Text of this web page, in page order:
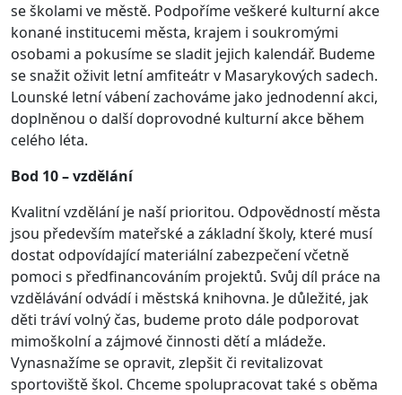
se školami ve městě. Podpoříme veškeré kulturní akce
konané institucemi města, krajem i soukromými
osobami a pokusíme se sladit jejich kalendář. Budeme
se snažit oživit letní amfiteátr v Masarykových sadech.
Lounské letní vábení zachováme jako jednodenní akci,
doplněnou o další doprovodné kulturní akce během
celého léta.
Bod 10 – vzdělání
Kvalitní vzdělání je naší prioritou. Odpovědností města
jsou především mateřské a základní školy, které musí
dostat odpovídající materiální zabezpečení včetně
pomoci s předfinancováním projektů. Svůj díl práce na
vzdělávání odvádí i městská knihovna. Je důležité, jak
děti tráví volný čas, budeme proto dále podporovat
mimoškolní a zájmové činnosti dětí a mládeže.
Vynasnažíme se opravit, zlepšit či revitalizovat
sportoviště škol. Chceme spolupracovat také s oběma